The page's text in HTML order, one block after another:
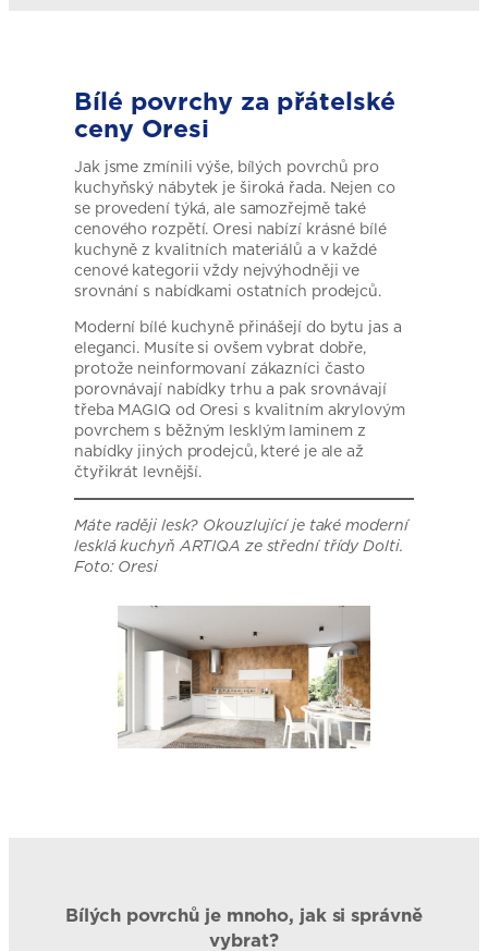
Bílé povrchy za přátelské
ceny Oresi
Jak jsme zmínili výše, bílých povrchů pro
kuchyňský nábytek je široká řada. Nejen co
se provedení týká, ale samozřejmě také
cenového rozpětí. Oresi nabízí krásné bílé
kuchyně z kvalitních materiálů a v každé
cenové kategorii vždy nejvýhodněji ve
srovnání s nabídkami ostatních prodejců.
Moderní bílé kuchyně přinášejí do bytu jas a
eleganci. Musíte si ovšem vybrat dobře,
protože neinformovaní zákazníci často
porovnávají nabídky trhu a pak srovnávají
třeba MAGIQ od Oresi s kvalitním akrylovým
povrchem s běžným lesklým laminem z
nabídky jiných prodejců, které je ale až
čtyřikrát levnější.
Máte raději lesk? Okouzlující je také moderní
lesklá kuchyň ARTIQA ze střední třídy Dolti.
Foto: Oresi
Bílých povrchů je mnoho, jak si správně
vybrat?